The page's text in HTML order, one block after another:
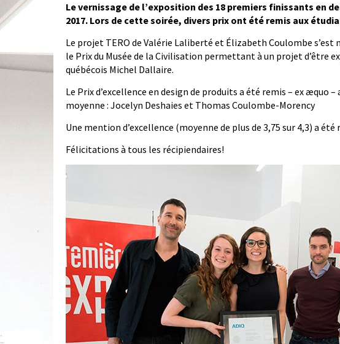
Le vernissage de l’exposition des 18 premiers finissants en
2017. Lors de cette soirée, divers prix ont été remis aux
Le projet TERO de Valérie Laliberté et Élizabeth Coulombe s’est
le Prix du Musée de la Civilisation permettant à un projet d’être
québécois Michel Dallaire.
Le Prix d’excellence en design de produits a été remis – ex æquo
moyenne : Jocelyn Deshaies et Thomas Coulombe-Morency
Une mention d’excellence (moyenne de plus de 3,75 sur 4,3) a
Félicitations à tous les récipiendaires!